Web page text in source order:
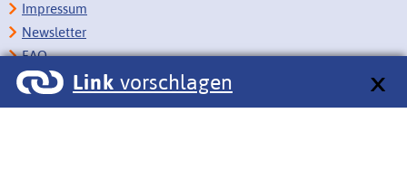
Link vorschlagen
Impressum
Newsletter
FAQ
Copyright